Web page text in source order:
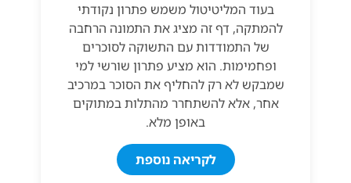
בעוד המליטיטול משמש פתרון נקודתי
להמתקה, דף זה מציג את התמונה הרחבה
של התמודדות עם התשוקה לסוכרים
ופחמימות. הוא מציע פתרון שורשי למי
שמבקש לא רק להחליף את הסוכר במרכיב
אחר, אלא להשתחרר מהתלות במתוקים
באופן מלא.
לקריאה נוספת